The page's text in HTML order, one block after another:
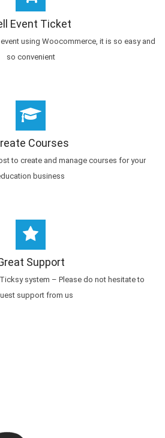
Event Ticket
using Woocommerce, it is so easy and
so convenient
Courses
to create and manage courses for your
business
Support
system – Please do not hesitate to
support from us